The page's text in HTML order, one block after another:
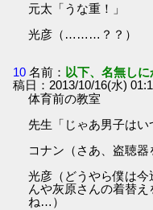
元太「うな重！」
光彦（………？？）
10 名前： 以下、名無し
稿日：2013/10/16(水)
体育前の教室
先生「じゃあ男子はい
コナン（さあ、盗聴
光彦（どうやら僕は
んや灰原さんの着替
ね…）